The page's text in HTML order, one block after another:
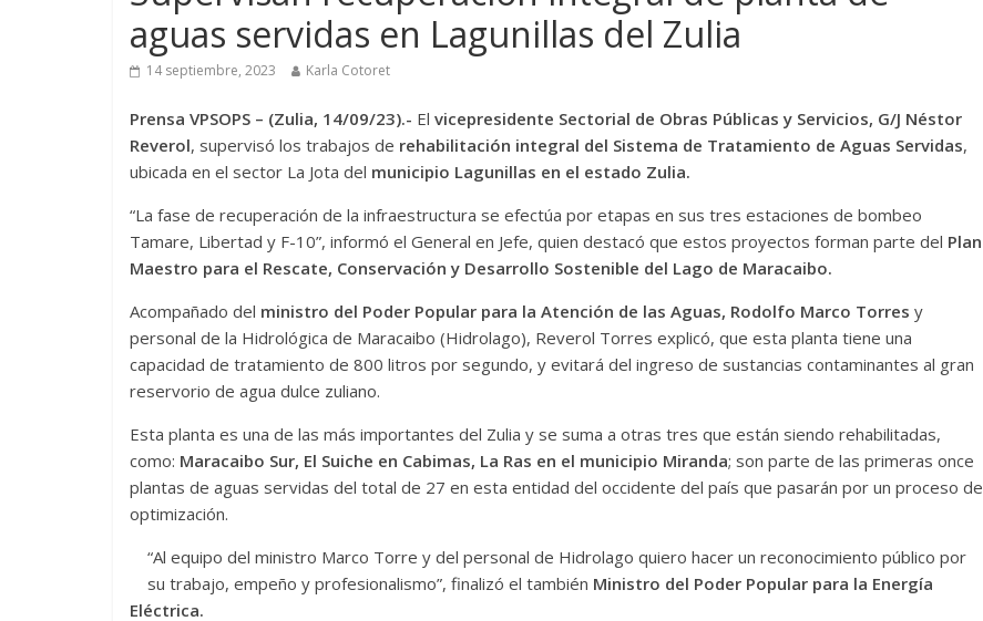
aguas servidas en Lagunillas del Zulia
14 septiembre, 2023 Karla Cotoret
Prensa VPSOPS – (Zulia, 14/09/23).- El vicepresidente Sectorial de Obras Públicas y Servicios, G/J Néstor
Reverol, supervisó los trabajos de rehabilitación integral del Sistema de Tratamiento de Aguas Servidas,
ubicada en el sector La Jota del municipio Lagunillas en el estado Zulia.
“La fase de recuperación de la infraestructura se efectúa por etapas en sus tres estaciones de bombeo
Tamare, Libertad y F-10”, informó el General en Jefe, quien destacó que estos proyectos forman parte del Plan
Maestro para el Rescate, Conservación y Desarrollo Sostenible del Lago de Maracaibo.
Acompañado del ministro del Poder Popular para la Atención de las Aguas, Rodolfo Marco Torres y
personal de la Hidrológica de Maracaibo (Hidrolago), Reverol Torres explicó, que esta planta tiene una
capacidad de tratamiento de 800 litros por segundo, y evitará del ingreso de sustancias contaminantes al gran
reservorio de agua dulce zuliano.
Esta planta es una de las más importantes del Zulia y se suma a otras tres que están siendo rehabilitadas,
como: Maracaibo Sur, El Suiche en Cabimas, La Ras en el municipio Miranda; son parte de las primeras once
plantas de aguas servidas del total de 27 en esta entidad del occidente del país que pasarán por un proceso de
optimización.
“Al equipo del ministro Marco Torre y del personal de Hidrolago quiero hacer un reconocimiento público por
su trabajo, empeño y profesionalismo”, finalizó el también Ministro del Poder Popular para la Energía
Eléctrica.